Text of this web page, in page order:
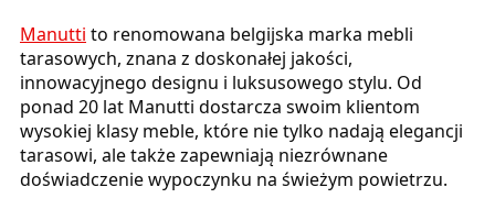
Manutti to renomowana belgijska marka mebli
tarasowych, znana z doskonałej jakości,
innowacyjnego designu i luksusowego stylu. Od
ponad 20 lat Manutti dostarcza swoim klientom
wysokiej klasy meble, które nie tylko nadają elegancji
tarasowi, ale także zapewniają niezrównane
doświadczenie wypoczynku na świeżym powietrzu.